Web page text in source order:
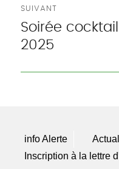
SUIVANT
Publication
suivante :
Soirée
2025
info Alerte
Inscription à la lettre